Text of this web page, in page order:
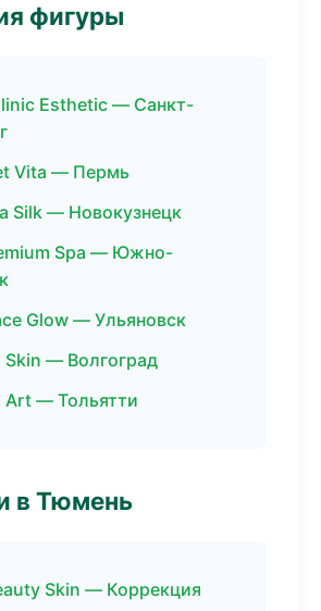
фигуры
Esthetic — Санкт-
Vita — Пермь
Silk — Новокузнецк
Spa — Южно-
Glow — Ульяновск
Skin — Волгоград
Art — Тольятти
в Тюмень
Skin — Коррекция